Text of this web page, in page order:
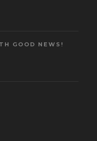
GOOD NEWS!